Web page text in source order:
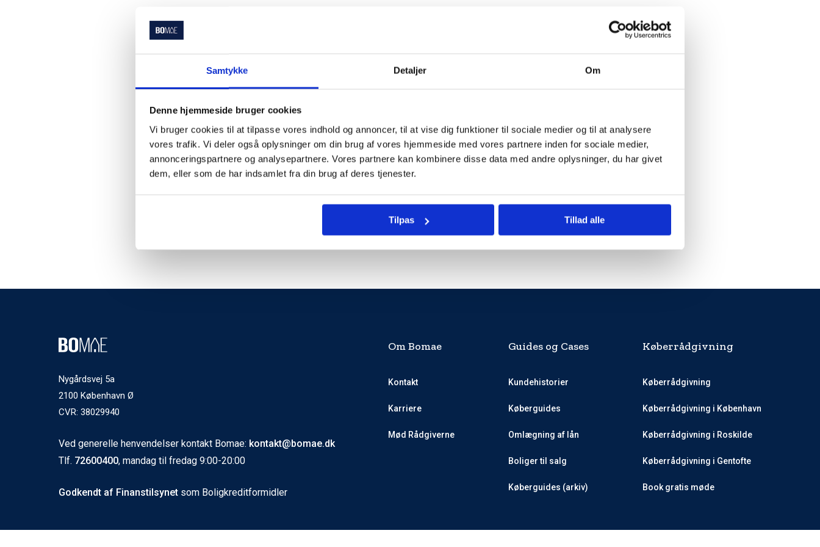
Samtykke Detaljer Om
Denne hjemmeside bruger cookies
Vi bruger cookies til at tilpasse vores indhold og annoncer, til at vise dig funktioner til sociale medier og til at analysere
vores trafik. Vi deler også oplysninger om din brug af vores hjemmeside med vores partnere inden for sociale medier,
annonceringspartnere og analysepartnere. Vores partnere kan kombinere disse data med andre oplysninger, du har givet
dem, eller som de har indsamlet fra din brug af deres tjenester.
Tilpas Tillad alle
Gå til forside
Nygårdsvej 5a
2100 København Ø
CVR: 38029940
Ved generelle henvendelser kontakt Bomae: kontakt@bomae.dk
Tlf. 72600400, mandag til fredag 9:00-20:00
Godkendt af Finanstilsynet som Boligkreditformidler
Om Bomae
Kontakt
Karriere
Mød Rådgiverne
Guides og Cases
Kundehistorier
Køberguides
Omlægning af lån
Boliger til salg
Køberguides (arkiv)
Køberrådgivning
Køberrådgivning
Køberrådgivning i København
Køberrådgivning i Roskilde
Køberrådgivning i Gentofte
Book gratis møde